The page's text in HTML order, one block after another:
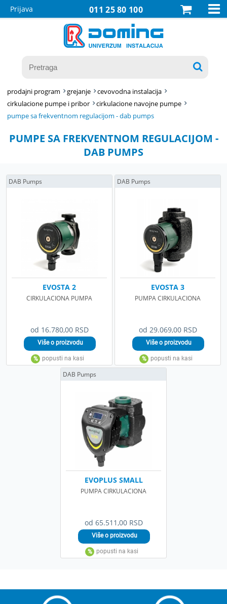
011 25 80 100
Prijava 

prodajni program grejanje
cevovodna instalacija
cirkulacione pumpe i pribor
cirkulacione navojne pumpe
pumpe sa frekventnom regulacijom - dab pumps
PUMPE SA FREKVENTNOM REGULACIJOM -
DAB PUMPS
od 16.780,00 RSD
EVOSTA 2
CIRKULACIONA PUMPA
DAB Pumps
od 29.069,00 RSD
EVOSTA 3
PUMPA CIRKULACIONA
DAB Pumps
od 65.511,00 RSD
EVOPLUS SMALL
PUMPA CIRKULACIONA
DAB Pumps